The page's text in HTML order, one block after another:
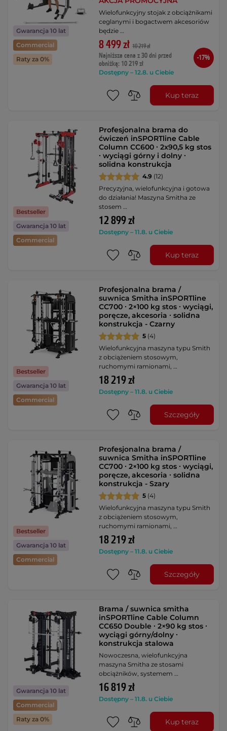
Gwarancja 10 lat
Commercial
Raty za 0%
Wielofunkcyjny stojak z obciążnikami
ceglanymi i bogactwem akcesoriów
będzie …
8 499 zł 10 219 zł
Najniższa cena z 30 dni przed
obniżką: 10 219 zł
Dostępny – 12.8. u Ciebie
-17%
Kup teraz
Bestseller
Gwarancja 10 lat
Commercial
Profesjonalna brama do
ćwiczeń inSPORTline Cable
Column CC600 ∙ 2x90,5 kg stos
∙ wyciągi górny i dolny ∙
solidna konstrukcja
4.9 (12)
Precyzyjna, wielofunkcyjna i gotowa
do działania! Maszyna Smitha ze
stosem …
12 899 zł
Dostępny – 11.8. u Ciebie
Kup teraz
Bestseller
Gwarancja 10 lat
Commercial
Profesjonalna brama /
suwnica Smitha inSPORTline
CC700 ∙ 2×100 kg stos ∙ wyciągi,
poręcze, akcesoria ∙ solidna
konstrukcja - Czarny
5 (4)
Wielofunkcyjna maszyna typu Smith
z obciążeniem stosowym,
ruchomymi ramionami, …
18 219 zł
Dostępny – 11.8. u Ciebie
Szczegóły
Bestseller
Gwarancja 10 lat
Commercial
Profesjonalna brama /
suwnica Smitha inSPORTline
CC700 ∙ 2×100 kg stos ∙ wyciągi,
poręcze, akcesoria ∙ solidna
konstrukcja - Szary
5 (4)
Wielofunkcyjna maszyna typu Smith
z obciążeniem stosowym,
ruchomymi ramionami, …
18 219 zł
Dostępny – 11.8. u Ciebie
Szczegóły
Gwarancja 10 lat
Commercial
Raty za 0%
Brama / suwnica smitha
inSPORTline Cable Column
CC650 Double ∙ 2×90 kg stos ∙
wyciągi górny/dolny ∙
konstrukcja stalowa
Nowoczesna, wielofunkcyjna
maszyna Smitha ze stosami
obciążników, systemem …
16 819 zł
Dostępny – 11.8. u Ciebie
Kup teraz